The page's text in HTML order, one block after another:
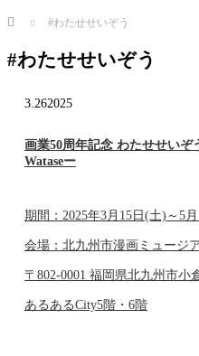
Home #わたせせいぞう
#わたせせいぞう
3.262025
画業50周年記念 わたせせいぞ
Wataseー
期間：2025年3月15日(土)～5
会場：北九州市漫画ミュージ
〒802-0001 福岡県北九州市小
あるあるCity5階・6階